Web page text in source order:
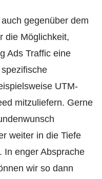
gegenüber dem
die Möglichkeit,
Ads Traffic eine
UTM-
mitzuliefern. Gerne
weiter in die Tiefe
In enger Absprache
wir so dann